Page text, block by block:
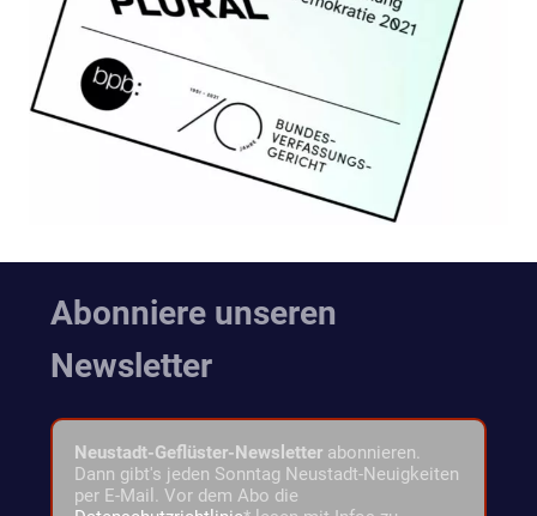
Abonniere unseren
Newsletter
Neustadt-Geflüster-Newsletter abonnieren.
Dann gibt's jeden Sonntag Neustadt-Neuigkeiten
per E-Mail. Vor dem Abo die